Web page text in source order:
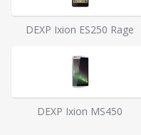
DEXP Ixion ES250 Rage
DEXP Ixion MS450